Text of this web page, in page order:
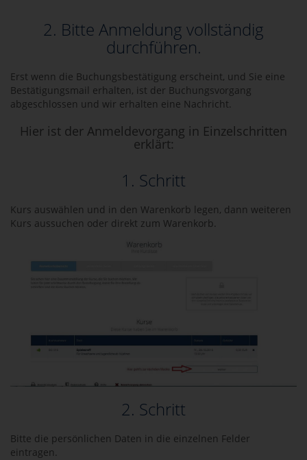
2. Bitte Anmeldung vollständig
durchführen.
Erst wenn die Buchungsbestätigung erscheint, und Sie eine
Bestätigungsmail erhalten, ist der Buchungsvorgang
abgeschlossen und wir erhalten eine Nachricht.
Hier ist der Anmeldevorgang in Einzelschritten
erklärt:
1. Schritt
Kurs auswählen und in den Warenkorb legen, dann weiteren
Kurs aussuchen oder direkt zum Warenkorb.
2. Schritt
Bitte die persönlichen Daten in die einzelnen Felder
eintragen.